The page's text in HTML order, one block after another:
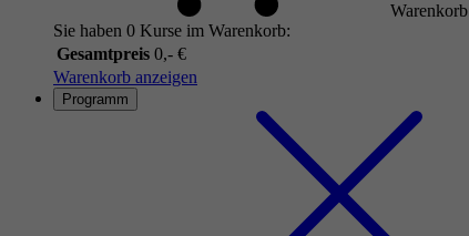
Warenkorb
Sie haben 0 Kurse im Warenkorb:
Gesamtpreis 0,- €
Warenkorb anzeigen
Programm